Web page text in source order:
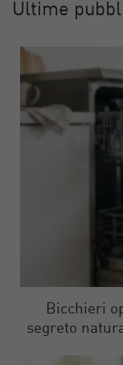
Ultime
Bicchieri
segreto